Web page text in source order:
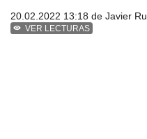
20.02.2022 13:18 de Javier
VER LECTURAS